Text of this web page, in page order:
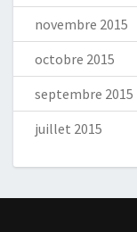
novembre 2015
octobre 2015
septembre 2015
juillet 2015